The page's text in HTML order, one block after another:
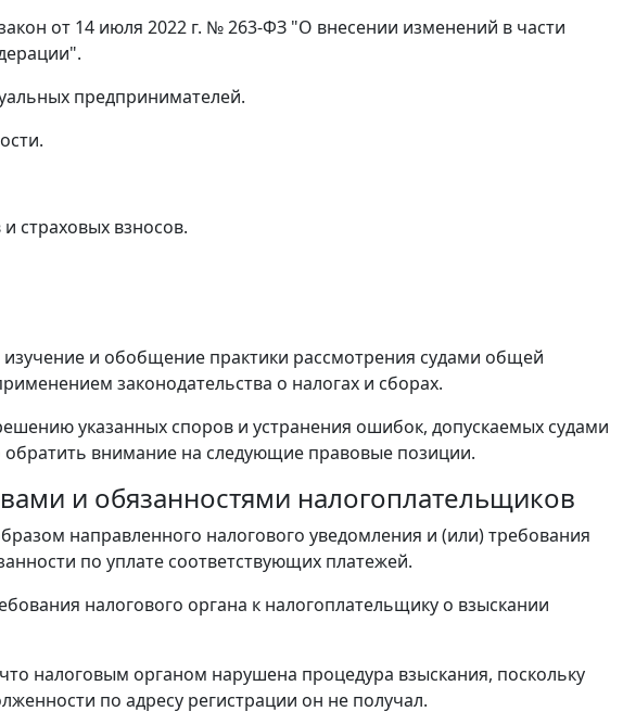
от 14 июля 2022 г. № 263-ФЗ "О внесении изменений в части
предпринимателей.
страховых взносов.
и обобщение практики рассмотрения судами общей
законодательства о налогах и сборах.
указанных споров и устранения ошибок, допускаемых судами
внимание на следующие правовые позиции.
и обязанностями налогоплательщиков
направленного налогового уведомления и (или) требования
по уплате соответствующих платежей.
налогового органа к налогоплательщику о взыскании
налоговым органом нарушена процедура взыскания, поскольку
по адресу регистрации он не получал.